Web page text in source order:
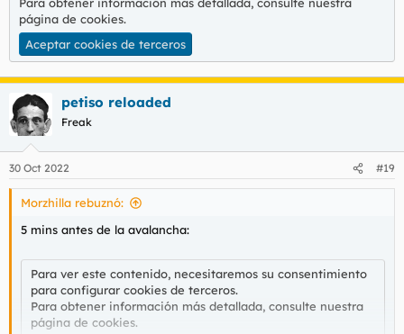
página de cookies.
Aceptar cookies de terceros
petiso reloaded
Freak
30 Oct 2022 #19
Morzhilla rebuznó:
5 mins antes de la avalancha:
Para ver este contenido, necesitaremos su consentimiento
para configurar cookies de terceros.
Para obtener información más detallada, consulte nuestra
página de cookies.